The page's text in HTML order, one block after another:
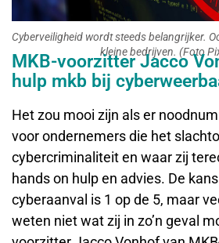
Cyberveiligheid wordt steeds belangrijker.
kleine bedrijven. (Foto
MKB-voorzitter Jacco
hulp mkb bij
Het zou mooi zijn als er
voor ondernemers die het
cybercriminaliteit en waar zij
hands on hulp en advies. De
cyberaanval is 1 op de 5, maar
weten niet wat zij in zo’n geval